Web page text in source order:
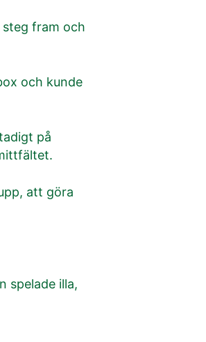
fram och
och kunde
på
att göra
spelade illa,